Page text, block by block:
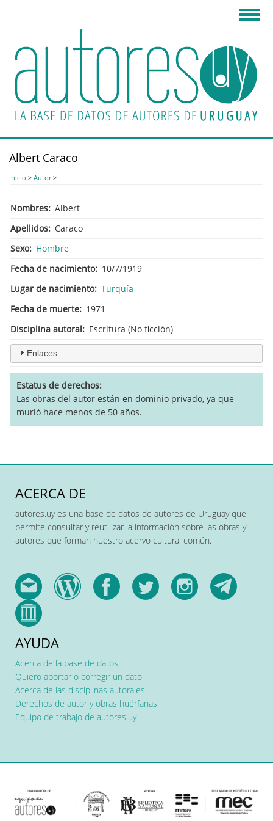
principal
Albert Caraco
Inicio > Autor>
Nombres Albert
Apellidos
Caraco
Sexo
Hombre
Fecha de nacimiento
10/7/1919
Lugar de nacimiento Turquía
Fecha de muerte
1971
Disciplina autoral
Escritura (No ficción)
Enlaces
Estatus de derechos
Las obras del autor están en dominio privado, ya que
murió hace menos de 50 años.
ACERCA DE
autores.uy es una base de datos de autores de Uruguay que
permite consultar y reutilizar la información sobre las obras y
autores que forman nuestro acervo cultural común.
AYUDA
Acerca de la base de datos
Quiero aportar o corregir un dato
Acerca de las disciplinas autorales
Derechos de autor y obras huérfanas
Equipo de trabajo de autores.uy